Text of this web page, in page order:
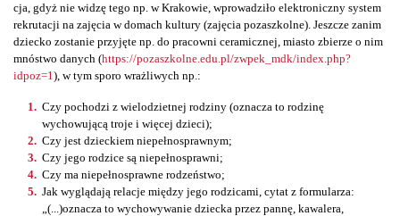
cja, gdyż nie widzę tego np. w Krakowie, wprowadziło elektroniczny system
rekrutacji na zajęcia w domach kultury (zajęcia pozaszkolne). Jeszcze zanim
dziecko zostanie przyjęte np. do pracowni ceramicznej, miasto zbierze o nim
mnóstwo danych (https://pozaszkolne.edu.pl/zwpek_mdk/index.php?
idpoz=1), w tym sporo wrażliwych np.:
Czy pochodzi z wielodzietnej rodziny (oznacza to rodzinę
wychowującą troje i więcej dzieci);
Czy jest dzieckiem niepełnosprawnym;
Czy jego rodzice są niepełnosprawni;
Czy ma niepełnosprawne rodzeństwo;
Jak wyglądają relacje między jego rodzicami, cytat z formularza:
„(...)oznacza to wychowywanie dziecka przez pannę, kawalera,